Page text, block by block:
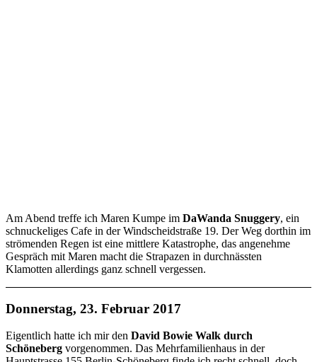
Am Abend treffe ich Maren Kumpe im DaWanda Snuggery, ein
schnuckeliges Cafe in der Windscheidstraße 19. Der Weg dorthin im
strömenden Regen ist eine mittlere Katastrophe, das angenehme
Gespräch mit Maren macht die Strapazen in durchnässten
Klamotten allerdings ganz schnell vergessen.
Donnerstag, 23. Februar 2017
Eigentlich hatte ich mir den David Bowie Walk durch
Schöneberg vorgenommen. Das Mehrfamilienhaus in der